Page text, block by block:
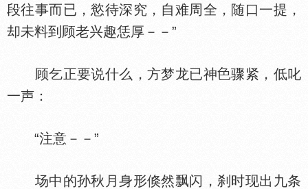
段往事而已，慾待深究，自难周全，随口一提，
却未料到顾老兴趣恁厚－－”
顾乞正要说什么，方梦龙已神
骤紧，低叱
一声：
“注意－－”
场中的孙秋月身形倏然飘闪，刹时现出九条